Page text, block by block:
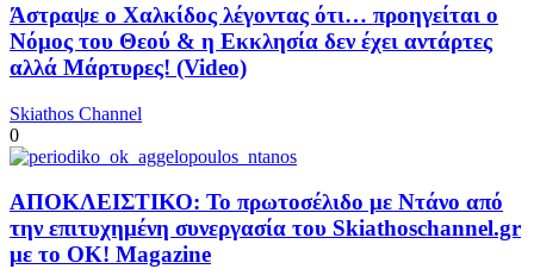
Άστραψε ο Χαλκίδος λέγοντας ότι… προηγείται ο
Νόμος του Θεού & η Εκκλησία δεν έχει αντάρτες
αλλά Μάρτυρες! (Video)
Skiathos Channel
0
ΑΠΟΚΛΕΙΣΤΙΚΟ: Το πρωτοσέλιδο με Ντάνο από
την επιτυχημένη συνεργασία του Skiathoschannel.gr
με το OK! Magazine